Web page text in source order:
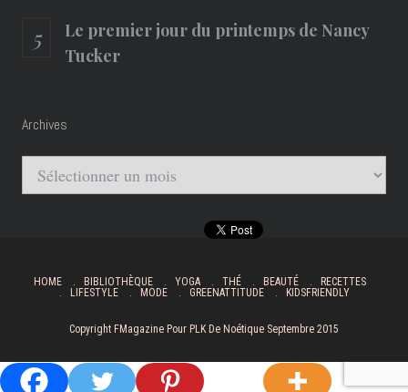
Le premier jour du printemps de Nancy
Tucker
Archives
Archives
HOME BIBLIOTHÈQUE YOGA THÉ BEAUTÉ
RECETTES
LIFESTYLE
MODE GREENATTITUDE KIDSFRIENDLY
Copyright FMagazine Pour PLK De Noétique Septembre 2015